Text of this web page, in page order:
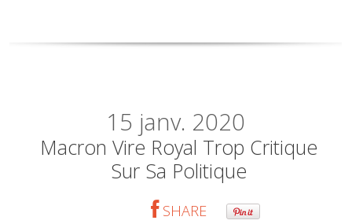
15 janv. 2020
Macron Vire Royal Trop Critique
Sur Sa Politique
SHARE